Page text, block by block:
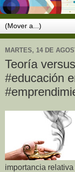
MARTES, 14 DE
Teoría
#educación
importancia